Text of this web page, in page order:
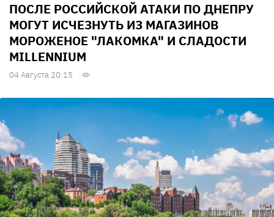
ПОСЛЕ РОССИЙСКОЙ АТАКИ ПО ДНЕПРУ
МОГУТ ИСЧЕЗНУТЬ ИЗ МАГАЗИНОВ
МОРОЖЕНОЕ "ЛАКОМКА" И СЛАДОСТИ
MILLENNIUM
04 Августа 20:15